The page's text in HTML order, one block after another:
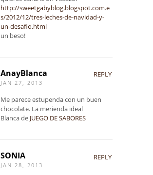
http://sweetgabyblog.blogspot.com.e
s/2012/12/tres-leches-de-navidad-y-
un-desafio.html
un beso!
AnayBlanca
JAN 27, 2013
REPLY
Me parece estupenda con un buen
chocolate. La merienda ideal
Blanca de JUEGO DE SABORES
SONIA
JAN 28, 2013
REPLY